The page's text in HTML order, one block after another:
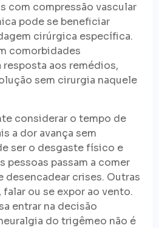
com compressão vascular
pode se beneficiar
cirúrgica específica.
comorbidades
aos remédios,
sem cirurgia naquele
considerar o tempo de
a dor avança sem
ser o desgaste físico e
pessoas passam a comer
desencadear crises. Outras
falar ou se expor ao vento.
entrar na decisão
do trigêmeo não é